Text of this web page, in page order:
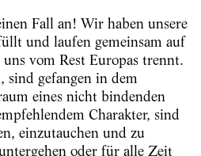
Fall an! Wir haben unsere
und laufen gemeinsam auf
uns vom Rest Europas trennt.
sind gefangen in dem
eines nicht bindenden
Charakter, sind
einzutauchen und zu
oder für alle Zeit